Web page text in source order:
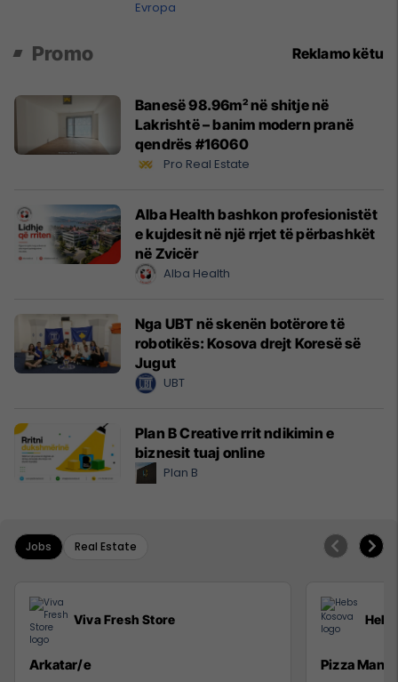
Evropa
Promo Reklamo këtu
Banesë 98.96m² në shitje në
Lakrishtë – banim modern pranë
qendrës #16060
Pro Real Estate
Alba Health bashkon profesionistët
e kujdesit në një rrjet të përbashkët
në Zvicër
Alba Health
Nga UBT në skenën botërore të
robotikës: Kosova drejt Koresë së
Jugut
UBT
Plan B Creative rrit ndikimin e
biznesit tuaj online
Plan B
Jobs Real Estate
Viva Fresh Store
Arkatar/e Pizza Man